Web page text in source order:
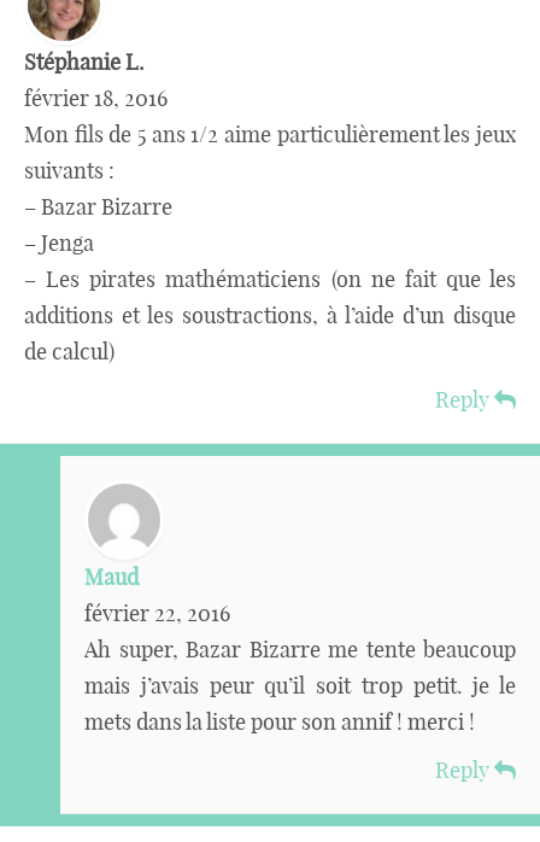
Stéphanie L.
février 18, 2016
Mon fils de 5 ans 1/2 aime particulièrement les jeux
suivants :
– Bazar Bizarre
– Jenga
– Les pirates mathématiciens (on ne fait que les
additions et les soustractions, à l’aide d’un disque
de calcul)
Reply
Maud
février 22, 2016
Ah super, Bazar Bizarre me tente beaucoup
mais j’avais peur qu’il soit trop petit. je le
mets dans la liste pour son annif ! merci !
Reply